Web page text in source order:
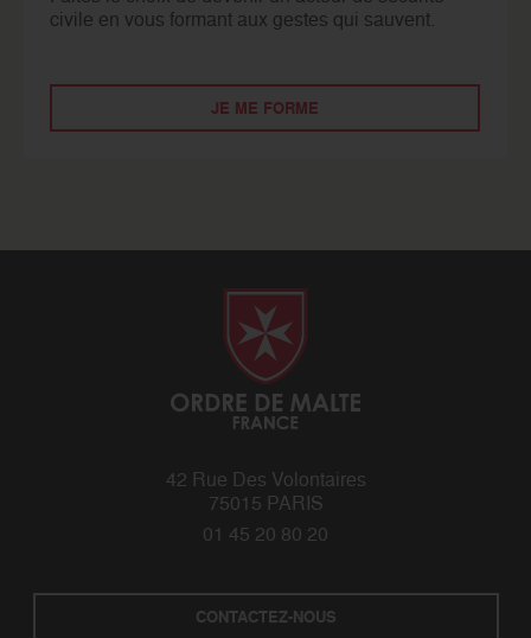
civile en vous formant aux gestes qui sauvent.
JE ME FORME
42 Rue Des Volontaires
75015 PARIS
01 45 20 80 20
CONTACTEZ-NOUS